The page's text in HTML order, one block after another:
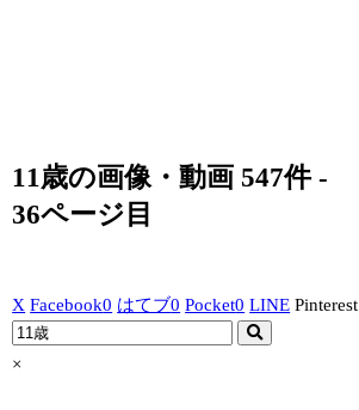
11歳の画像・動画 547件 -
36ページ目
X Facebook0 はてブ0 Pocket0 LINE Pinterest
×